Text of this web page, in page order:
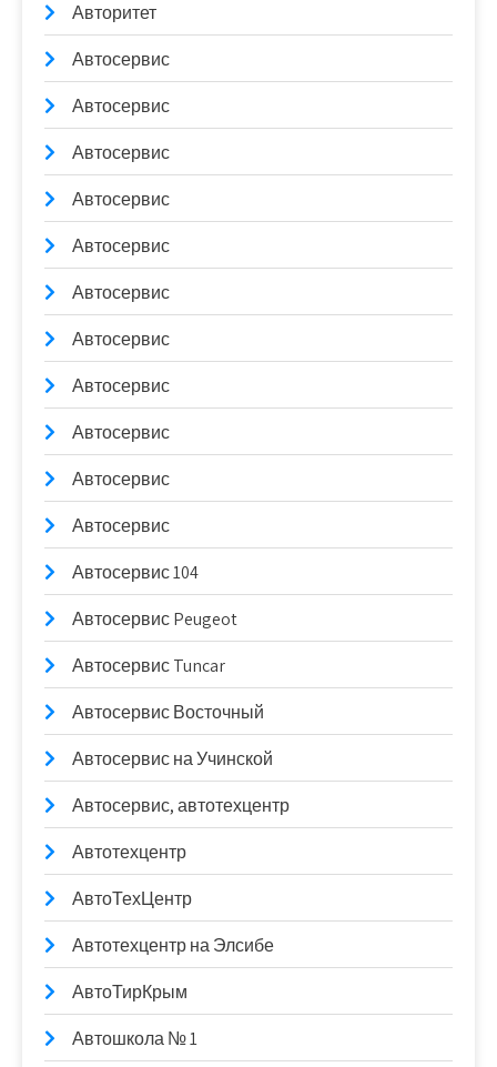
Авторитет
Автосервис
Автосервис
Автосервис
Автосервис
Автосервис
Автосервис
Автосервис
Автосервис
Автосервис
Автосервис
Автосервис
Автосервис 104
Автосервис Peugeot
Автосервис Tuncar
Автосервис Восточный
Автосервис на Учинской
Автосервис, автотехцентр
Автотехцентр
АвтоТехЦентр
Автотехцентр на Элсибе
АвтоТирКрым
Автошкола № 1